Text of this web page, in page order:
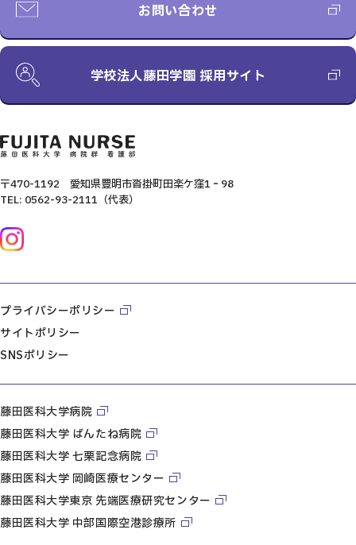
お問い合わせ
学校法人藤田学園 採用サイト
〒470-1192 愛知県豊明市沓掛町田楽ケ窪1‐98
TEL: 0562-93-2111（代表）
プライバシーポリシー
サイトポリシー
SNSポリシー
藤田医科大学病院
藤田医科大学 ばんたね病院
藤田医科大学 七栗記念病院
藤田医科大学 岡崎医療センター
藤田医科大学東京 先端医療研究センター
藤田医科大学 中部国際空港診療所